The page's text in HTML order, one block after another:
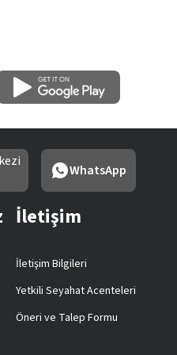
WhatsApp
İletişim
İletişim Bilgileri
Yetkili Seyahat Acenteleri
Öneri ve Talep Formu